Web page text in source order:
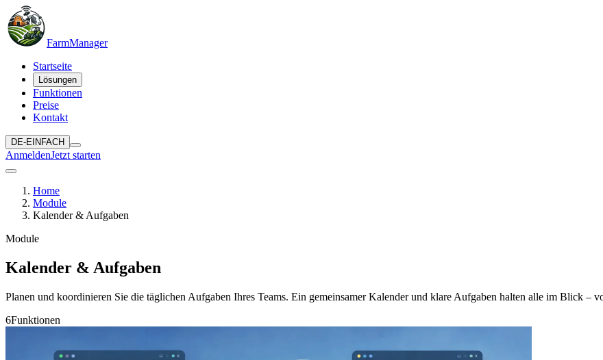
FarmManager
Startseite
Lösungen
Funktionen
Preise
Kontakt
DE-EINFACH
AnmeldenJetzt starten
Home
Module
Kalender & Aufgaben
Module
Kalender & Aufgaben
Planen und koordinieren Sie die täglichen Aufgaben Ihres Teams. Ein gemeinsamer Kalender und klare Aufgaben halten alle im Blick –
6Funktionen